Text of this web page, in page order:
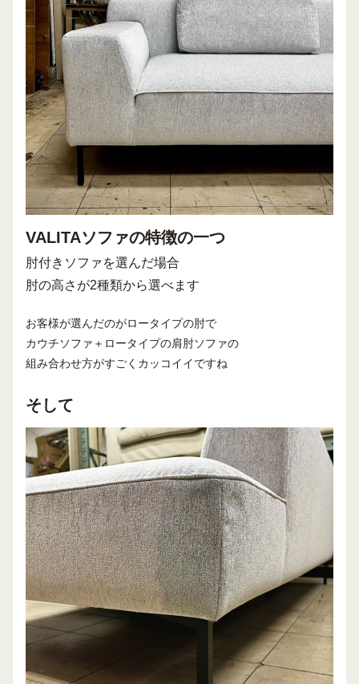
VALITAソファの特徴の一つ
肘付きソファを選んだ場合
肘の高さが2種類から選べます
お客様が選んだのがロータイプの肘で
カウチソファ＋ロータイプの肩肘ソファの
組み合わせ方がすごくカッコイイですね
そして